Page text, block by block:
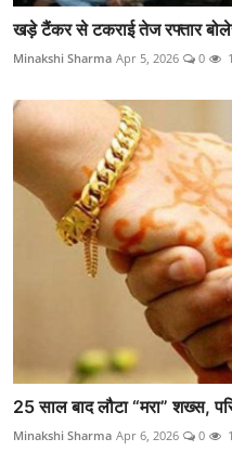
खड़े टैंकर से टकराई तेज रफ्तार
Minakshi Sharma Apr 5, 2026 0
25 साल बाद लौटा “मरा” शख्स,
Minakshi Sharma Apr 6, 2026 0